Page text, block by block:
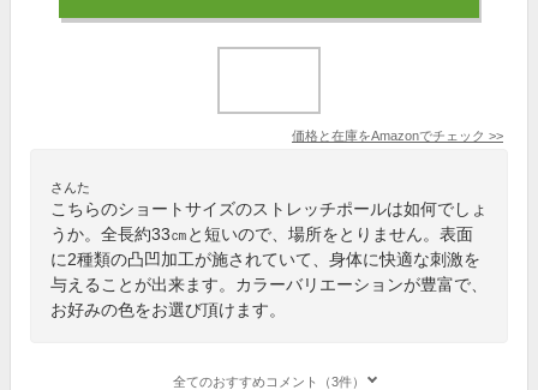
価格と在庫をAmazonでチェック >>
さんた
こちらのショートサイズのストレッチポールは如何でしょ
うか。全長約33㎝と短いので、場所をとりません。表面
に2種類の凸凹加工が施されていて、身体に快適な刺激を
与えることが出来ます。カラーバリエーションが豊富で、
お好みの色をお選び頂けます。
全てのおすすめコメント（3件）